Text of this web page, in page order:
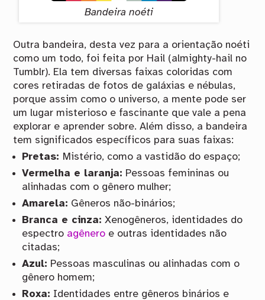
Bandeira noéti
Outra bandeira, desta vez para a orientação noéti
como um todo, foi feita por Hail (almighty-hail no
Tumblr). Ela tem diversas faixas coloridas com
cores retiradas de fotos de galáxias e nébulas,
porque assim como o universo, a mente pode ser
um lugar misterioso e fascinante que vale a pena
explorar e aprender sobre. Além disso, a bandeira
tem significados específicos para suas faixas:
Pretas: Mistério, como a vastidão do espaço;
Vermelha e laranja: Pessoas femininas ou
alinhadas com o gênero mulher;
Amarela: Gêneros não-binários;
Branca e cinza: Xenogêneros, identidades do
espectro agênero e outras identidades não
citadas;
Azul: Pessoas masculinas ou alinhadas com o
gênero homem;
Roxa: Identidades entre gêneros binários e